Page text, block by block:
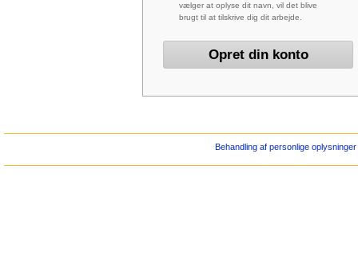
vælger at oplyse dit navn, vil det blive
brugt til at tilskrive dig dit arbejde.
Behandling af personlige oplysninger